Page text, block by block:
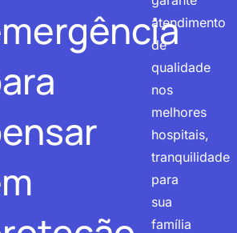
atendimento
de
qualidade
nos
melhores
hospitais,
tranquilidade
para
sua
família